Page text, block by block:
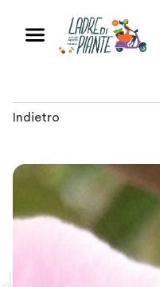
Indietro
Slide 1 of 4